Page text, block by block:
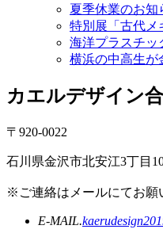
夏季休業のお知
特別展「古代メ
海洋プラスチッ
横浜の中高生が
カエルデザイン
〒920-0022
石川県金沢市北安江3丁目
※ご連絡はメールにてお願
E-MAIL.